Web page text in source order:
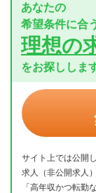
あなたの
希望条件に合
理想の
をお探ししま
サイト上では公開
求人（非公開求人
「高年収かつ転勤